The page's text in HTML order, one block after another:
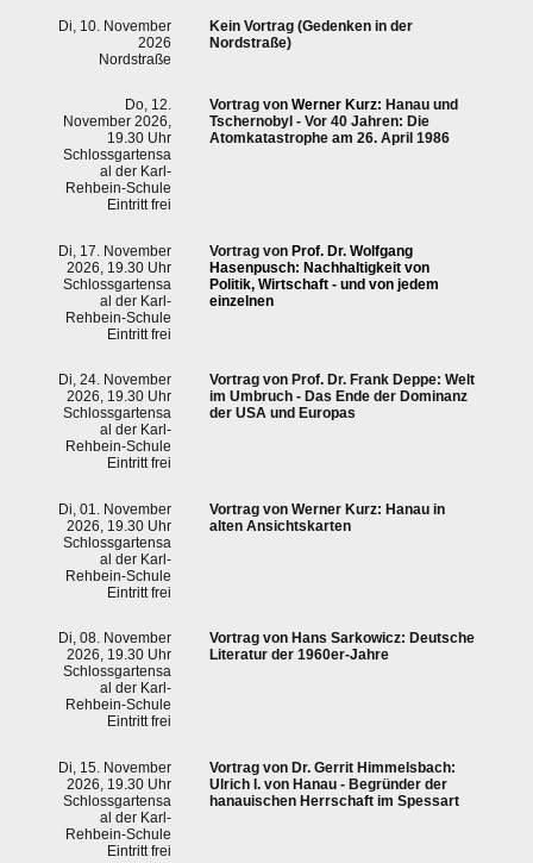
Di, 10. November
2026
Nordstraße
Kein Vortrag (Gedenken in der
Nordstraße)
Do, 12.
November 2026,
19.30 Uhr
Schlossgartensa
al der Karl-
Rehbein-Schule
Eintritt frei
Vortrag von Werner Kurz: Hanau und
Tschernobyl - Vor 40 Jahren: Die
Atomkatastrophe am 26. April 1986
Di, 17. November
2026, 19.30 Uhr
Schlossgartensa
al der Karl-
Rehbein-Schule
Eintritt frei
Vortrag von Prof. Dr. Wolfgang
Hasenpusch: Nachhaltigkeit von
Politik, Wirtschaft - und von jedem
einzelnen
Di, 24. November
2026, 19.30 Uhr
Schlossgartensa
al der Karl-
Rehbein-Schule
Eintritt frei
Vortrag von Prof. Dr. Frank Deppe: Welt
im Umbruch - Das Ende der Dominanz
der USA und Europas
Di, 01. November
2026, 19.30 Uhr
Schlossgartensa
al der Karl-
Rehbein-Schule
Eintritt frei
Vortrag von Werner Kurz: Hanau in
alten Ansichtskarten
Di, 08. November
2026, 19.30 Uhr
Schlossgartensa
al der Karl-
Rehbein-Schule
Eintritt frei
Vortrag von Hans Sarkowicz: Deutsche
Literatur der 1960er-Jahre
Di, 15. November
2026, 19.30 Uhr
Schlossgartensa
al der Karl-
Rehbein-Schule
Eintritt frei
Vortrag von Dr. Gerrit Himmelsbach:
Ulrich I. von Hanau - Begründer der
hanauischen Herrschaft im Spessart